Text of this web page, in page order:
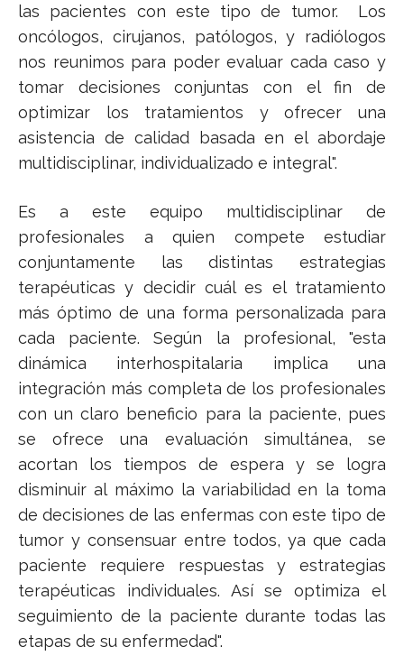
las pacientes con este tipo de tumor. Los
oncólogos, cirujanos, patólogos, y radiólogos
nos reunimos para poder evaluar cada caso y
tomar decisiones conjuntas con el fin de
optimizar los tratamientos y ofrecer una
asistencia de calidad basada en el abordaje
multidisciplinar, individualizado e integral".
Es a este equipo multidisciplinar de
profesionales a quien compete estudiar
conjuntamente las distintas estrategias
terapéuticas y decidir cuál es el tratamiento
más óptimo de una forma personalizada para
cada paciente. Según la profesional, "esta
dinámica interhospitalaria implica una
integración más completa de los profesionales
con un claro beneficio para la paciente, pues
se ofrece una evaluación simultánea, se
acortan los tiempos de espera y se logra
disminuir al máximo la variabilidad en la toma
de decisiones de las enfermas con este tipo de
tumor y consensuar entre todos, ya que cada
paciente requiere respuestas y estrategias
terapéuticas individuales. Así se optimiza el
seguimiento de la paciente durante todas las
etapas de su enfermedad".